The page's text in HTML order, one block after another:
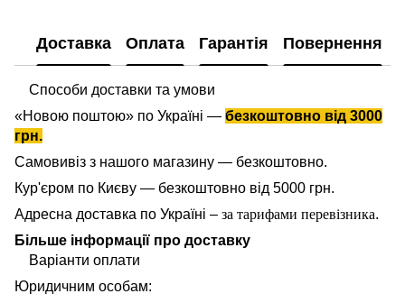
Доставка Оплата Гарантія Повернення
Способи доставки та умови
«Новою поштою» по Україні — безкоштовно від 3000
грн.
Самовивіз з нашого магазину — безкоштовно.
Кур'єром по Києву — безкоштовно від 5000 грн.
Адресна доставка по Україні – за тарифами перевізника.
Більше інформації про доставку
Варіанти оплати
Юридичним особам: